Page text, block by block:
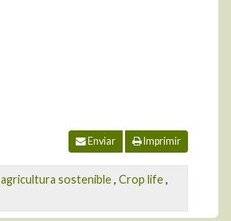
Enviar Imprimir
agricultura sostenible, Crop life,